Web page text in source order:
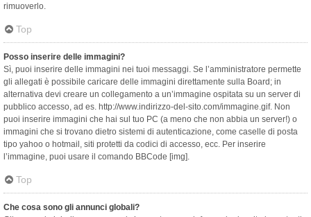
rimuoverlo.
Top
Posso inserire delle immagini?
Sì, puoi inserire delle immagini nei tuoi messaggi. Se l’amministratore permette
gli allegati è possibile caricare delle immagini direttamente sulla Board; in
alternativa devi creare un collegamento a un’immagine ospitata su un server di
pubblico accesso, ad es. http://www.indirizzo-del-sito.com/immagine.gif. Non
puoi inserire immagini che hai sul tuo PC (a meno che non abbia un server!) o
immagini che si trovano dietro sistemi di autenticazione, come caselle di posta
tipo yahoo o hotmail, siti protetti da codici di accesso, ecc. Per inserire
l’immagine, puoi usare il comando BBCode [img].
Top
Che cosa sono gli annunci globali?